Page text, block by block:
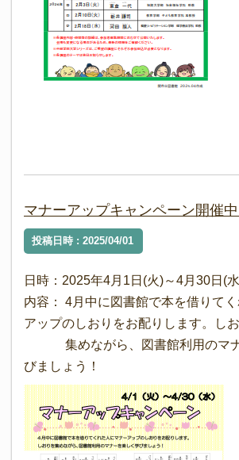
マナーアップキャンペーン開催中
投稿日時 : 2025/04/01
日時：2025年4月1日(火)～4月30日(
内容： 4月中に図書館で本を借りて
アップのしおりをお配りします。し
集めながら、図書館利用のマナ
びましょう！